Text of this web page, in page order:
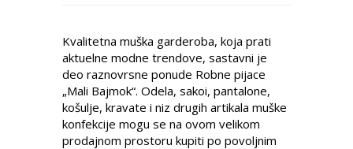
Kvalitetna muška garderoba, koja prati
aktuelne modne trendove, sastavni je
deo raznovrsne ponude Robne pijace
„Mali Bajmok“. Odela, sakoi, pantalone,
košulje, kravate i niz drugih artikala muške
konfekcije mogu se na ovom velikom
prodajnom prostoru kupiti po povoljnim